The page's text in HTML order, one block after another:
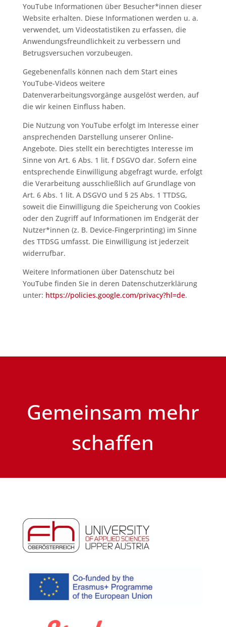
YouTube Informationen über Besucher*innen dieser
Website erhalten. Diese Informationen werden u. a.
verwendet, um Videostatistiken zu erfassen, die
Anwendungsfreundlichkeit zu verbessern und
Betrugsversuchen vorzubeugen.
Gegebenenfalls können nach dem Start eines
YouTube-Videos weitere
Datenverarbeitungsvorgänge ausgelöst werden, auf
die wir keinen Einfluss haben.
Die Nutzung von YouTube erfolgt im Interesse einer
ansprechenden Darstellung unserer Online-
Angebote. Dies stellt ein berechtigtes Interesse im
Sinne von Art. 6 Abs. 1 lit. f DSGVO dar. Sofern eine
entsprechende Einwilligung abgefragt wurde, erfolgt
die Verarbeitung ausschließlich auf Grundlage von
Art. 6 Abs. 1 lit. A DSGVO und § 25 Abs. 1 TTDSG,
soweit die Einwilligung die Speicherung von Cookies
oder den Zugriff auf Informationen im Endgerät der
Nutzer*innen (z. B. Device-Fingerprinting) im Sinne
des TTDSG umfasst. Die Einwilligung ist jederzeit
widerrufbar.
Weitere Informationen über Datenschutz bei
YouTube finden Sie in deren Datenschutzerklärung
unter: https://policies.google.com/privacy?hl=de.
Gemeinsam mehr
schaffen